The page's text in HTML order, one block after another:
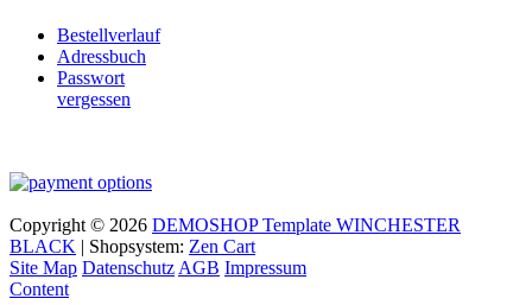
Bestellverlauf
Adressbuch
Passwort
vergessen
Copyright © 2026 DEMOSHOP Template WINCHESTER
BLACK | Shopsystem: Zen Cart
Site Map Datenschutz AGB Impressum
Content